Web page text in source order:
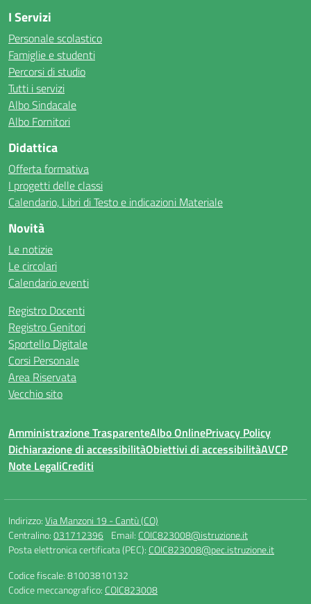
I Servizi
Personale scolastico
Famiglie e studenti
Percorsi di studio
Tutti i servizi
Albo Sindacale
Albo Fornitori
Didattica
Offerta formativa
I progetti delle classi
Calendario, Libri di Testo e indicazioni Materiale
Novità
Le notizie
Le circolari
Calendario eventi
Registro Docenti
Registro Genitori
Sportello Digitale
Corsi Personale
Area Riservata
Vecchio sito
Amministrazione TrasparenteAlbo OnlinePrivacy Policy
Dichiarazione di accessibilitàObiettivi di accessibilitàAVCP
Note LegaliCrediti
Indirizzo:Via Manzoni 19 - Cantù (CO)
Centralino:031712396 Email: COIC823008@istruzione.it
Posta elettronica certificata (PEC): COIC823008@pec.istruzione.it
Codice fiscale: 81003810132
Codice meccanografico: COIC823008